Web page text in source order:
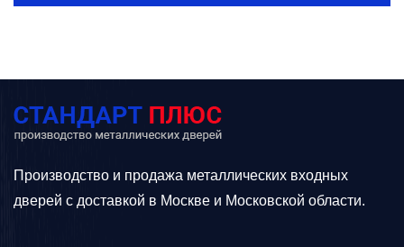
Производство и продажа металлических входных
дверей с доставкой в Москве и Московской области.